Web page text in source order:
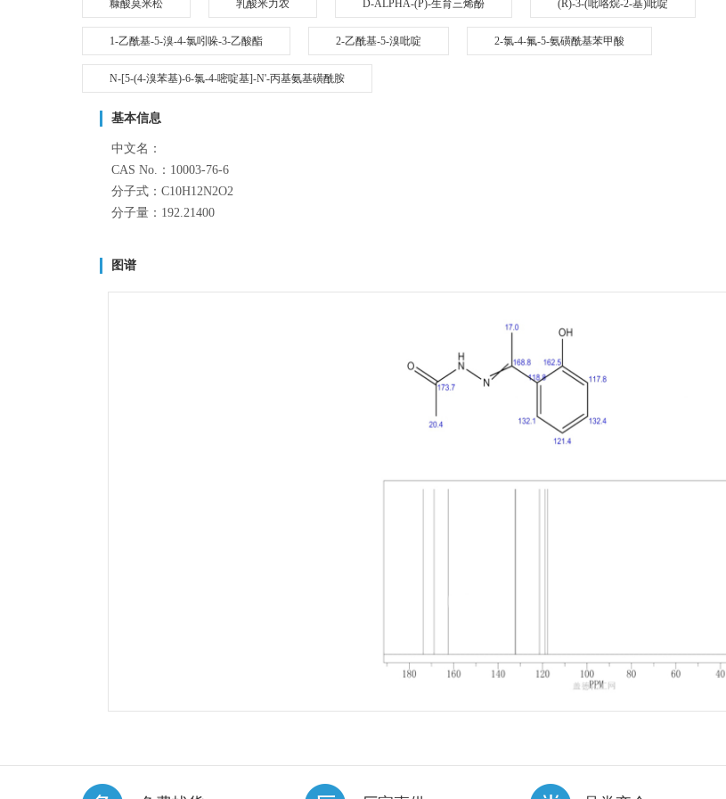
糠酸莫米松 乳酸米力农 D-ALPHA-(P)-生育三烯酚 (R)-3-(吡咯烷-2-基)吡啶
1-乙酰基-5-溴-4-氯吲哚-3-乙酸酯 2-乙酰基-5-溴吡啶 2-氯-4-氟-5-氨磺酰基苯甲酸
N-[5-(4-溴苯基)-6-氯-4-嘧啶基]-N'-丙基氨基磺酰胺
基本信息
中文名：
CAS No.：10003-76-6
分子式：C10H12N2O2
分子量：192.21400
图谱